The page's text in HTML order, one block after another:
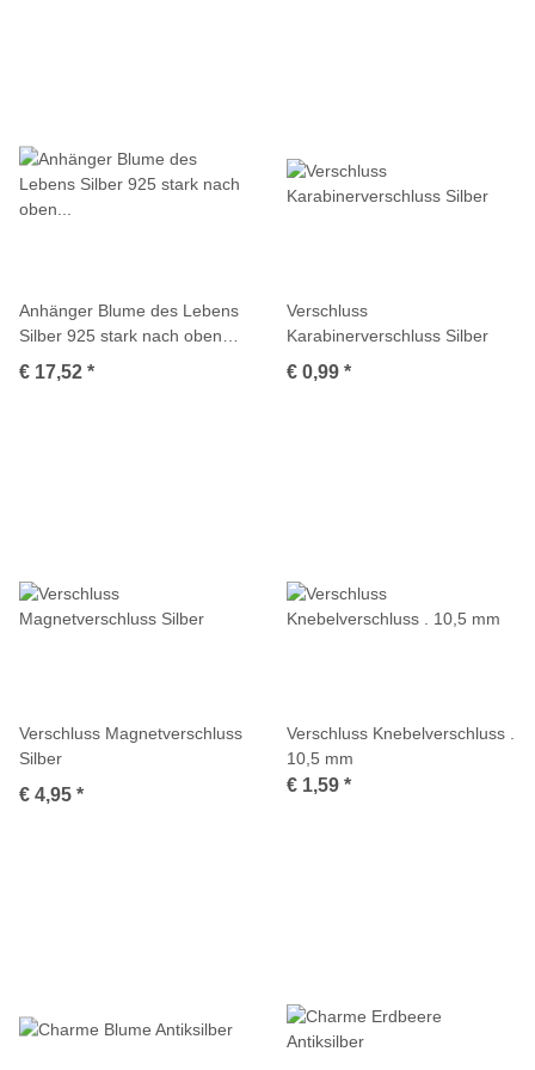
Anhänger Blume des Lebens
Silber 925 stark nach oben
gewölbt
€ 17,52 *
Verschluss
Karabinerverschluss Silber
€ 0,99 *
Verschluss Magnetverschluss
Silber
€ 4,95 *
Verschluss Knebelverschluss .
10,5 mm
€ 1,59 *